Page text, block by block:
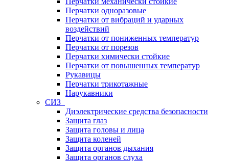
Перчатки одноразовые
Перчатки от вибраций и ударных
воздействий
Перчатки от пониженных температур
Перчатки от порезов
Перчатки химически стойкие
Перчатки от повышенных температур
Рукавицы
Перчатки трикотажные
Нарукавники
СИЗ
Диэлектрические средства безопасности
Защита глаз
Защита головы и лица
Защита коленей
Защита органов дыхания
Защита органов слуха